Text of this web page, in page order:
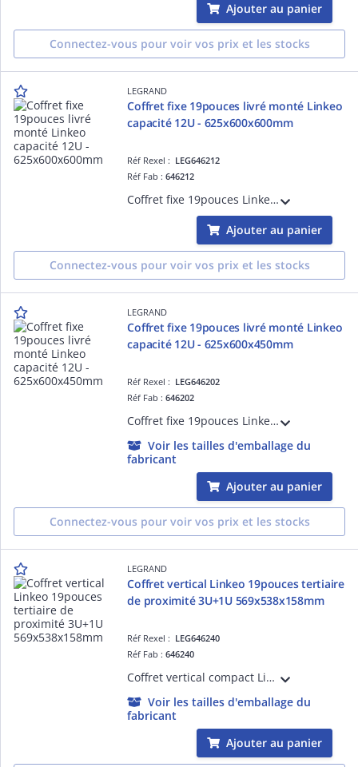
Ajouter au panier
Connectez-vous pour voir vos prix et les stocks
LEGRAND
Coffret fixe 19pouces livré monté Linkeo
capacité 12U - 625x600x600mm
Réf Rexel : LEG646212
Réf Fab :646212
Coffret fixe 19pouces Linkeo capacité 12U livré monté 625x600x600mm IP20 IK08 équipé de porte, 2 montants 19pouces, panneaux latéraux fixes gris anthracite RAL7016
Ajouter au panier
Connectez-vous pour voir vos prix et les stocks
LEGRAND
Coffret fixe 19pouces livré monté Linkeo
capacité 12U - 625x600x450mm
Réf Rexel : LEG646202
Réf Fab :646202
Coffret fixe 19pouces Linkeo capacité 12U livré monté 625x600x450mm IP20 IK08 équipé de porte, 2 montants 19pouces, panneaux latéraux fixes gris anthracite RAL7016
Voir les tailles d'emballage du
fabricant
Ajouter au panier
Connectez-vous pour voir vos prix et les stocks
LEGRAND
Coffret vertical Linkeo 19pouces tertiaire
de proximité 3U+1U 569x538x158mm
Réf Rexel : LEG646240
Réf Fab :646240
Coffret vertical compact Linkeo 19pouces capacité 3U+1U livré monté avec lit de mise à la masse 569x538x148mm IP20 IK08 équipé de porte, 2 montants 19pouces gris anthracite RAL7016
Voir les tailles d'emballage du
fabricant
Ajouter au panier